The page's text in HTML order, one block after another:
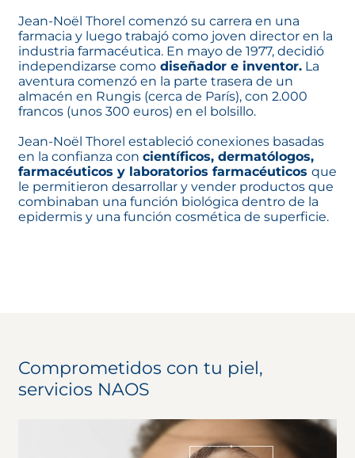
Jean-Noël Thorel comenzó su carrera en una
farmacia y luego trabajó como joven director en la
industria farmacéutica. En mayo de 1977, decidió
independizarse como diseñador e inventor. La
aventura comenzó en la parte trasera de un
almacén en Rungis (cerca de París), con 2.000
francos (unos 300 euros) en el bolsillo.
Jean-Noël Thorel estableció conexiones basadas
en la confianza con científicos, dermatólogos,
farmacéuticos y laboratorios farmacéuticos que
le permitieron desarrollar y vender productos que
combinaban una función biológica dentro de la
epidermis y una función cosmética de superficie.
Comprometidos con tu piel,
servicios NAOS